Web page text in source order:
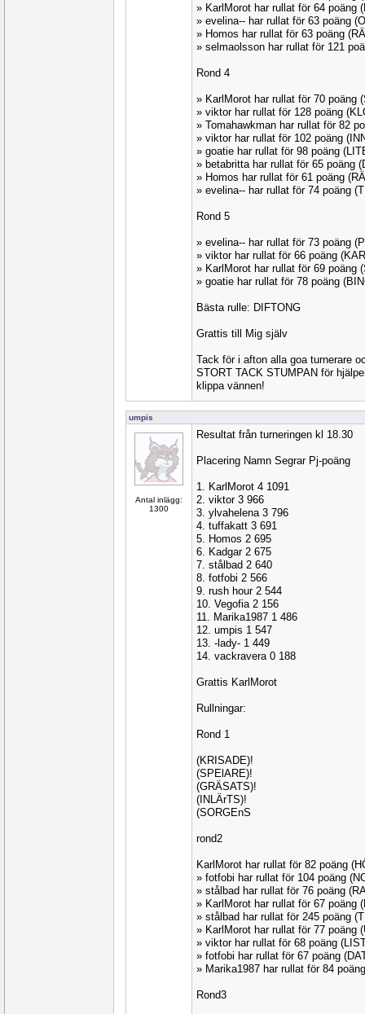
» KarlMorot har rullat för 64 poäng
» evelina-- har rullat för 63 poäng
» Homos har rullat för 63 poäng
» selmaolsson har rullat för 121
Rond 4
» KarlMorot har rullat för 70 poäng
» viktor har rullat för 128 poäng
» Tomahawkman har rullat för 82
» viktor har rullat för 102 poäng
» goatie har rullat för 98 poäng
» betabritta har rullat för 65 poäng
» Homos har rullat för 61 poäng
» evelina-- har rullat för 74 poäng
Rond 5
» evelina-- har rullat för 73 poäng
» viktor har rullat för 66 poäng
» KarlMorot har rullat för 69 poäng
» goatie har rullat för 78 poäng
Bästa rulle: DIFTONG
Grattis till Mig själv
Tack för i afton alla goa turnerare
STORT TACK STUMPAN för
klippa vännen!
umpis
Antal inlägg:
1300
Resultat från turneringen kl 18.30
Placering Namn Segrar Pj-poäng
1. KarlMorot 4 1091
2. viktor 3 966
3. ylvahelena 3 796
4. tuffakatt 3 691
5. Homos 2 695
6. Kadgar 2 675
7. stålbad 2 640
8. fotfobi 2 566
9. rush hour 2 544
10. Vegofia 2 156
11. Marika1987 1 486
12. umpis 1 547
13. -lady- 1 449
14. vackravera 0 188
Grattis KarlMorot
Rullningar:
Rond 1
(KRISADE)!
(SPElARE)!
(GRÄSATS)!
(INLÄrTS)!
(SORGEnS
rond2
KarlMorot har rullat för 82 poäng
» fotfobi har rullat för 104 poäng
» stålbad har rullat för 76 poäng
» KarlMorot har rullat för 67 poäng
» stålbad har rullat för 245 poäng
» KarlMorot har rullat för 77 poäng
» viktor har rullat för 68 poäng
» fotfobi har rullat för 67 poäng
» Marika1987 har rullat för 84
Rond3